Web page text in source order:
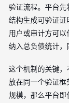
验证流程。平台
结构生成可验证证
用户或审计方可
纳入总负债统计，
这个机制的关键，
放在同一个验证框
规模，那么平台